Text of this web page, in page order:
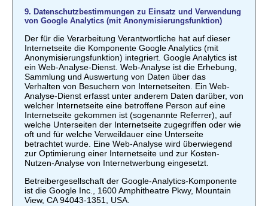
9. Datenschutzbestimmungen zu Einsatz und Verwendung
von Google Analytics (mit Anonymisierungsfunktion)
Der für die Verarbeitung Verantwortliche hat auf dieser
Internetseite die Komponente Google Analytics (mit
Anonymisierungsfunktion) integriert. Google Analytics ist
ein Web-Analyse-Dienst. Web-Analyse ist die Erhebung,
Sammlung und Auswertung von Daten über das
Verhalten von Besuchern von Internetseiten. Ein Web-
Analyse-Dienst erfasst unter anderem Daten darüber, von
welcher Internetseite eine betroffene Person auf eine
Internetseite gekommen ist (sogenannte Referrer), auf
welche Unterseiten der Internetseite zugegriffen oder wie
oft und für welche Verweildauer eine Unterseite
betrachtet wurde. Eine Web-Analyse wird überwiegend
zur Optimierung einer Internetseite und zur Kosten-
Nutzen-Analyse von Internetwerbung eingesetzt.
Betreibergesellschaft der Google-Analytics-Komponente
ist die Google Inc., 1600 Amphitheatre Pkwy, Mountain
View, CA 94043-1351, USA.